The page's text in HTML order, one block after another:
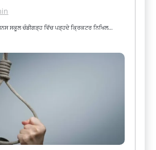
ਸਕੂਲ ਚੰਡੀਗੜ੍ਹ ਵਿੱਚ ਪੜ੍ਹਦੇ ਕ੍ਰਿਕਟਰ ਨਿਖਿਲ…